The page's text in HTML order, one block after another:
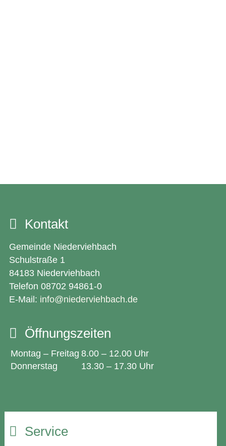
Kontakt
Gemeinde Niederviehbach
Schulstraße 1
84183 Niederviehbach
Telefon 08702 94861-0
E-Mail: info@niederviehbach.de
Öffnungszeiten
Montag – Freitag 8.00 – 12.00 Uhr
Donnerstag
13.30 – 17.30 Uhr
Service